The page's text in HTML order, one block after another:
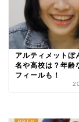
アルティメットぼ
名や高校は？年齢
フィールも！